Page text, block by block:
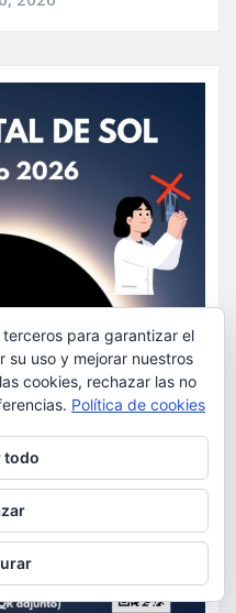
para garantizar el
su uso y mejorar nuestros
cookies, rechazar las no
Política de cookies
todo
cómo gestionar las cookies,